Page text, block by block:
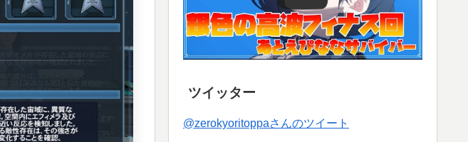
ツイッター
@zerokyoritoppaさんのツイート